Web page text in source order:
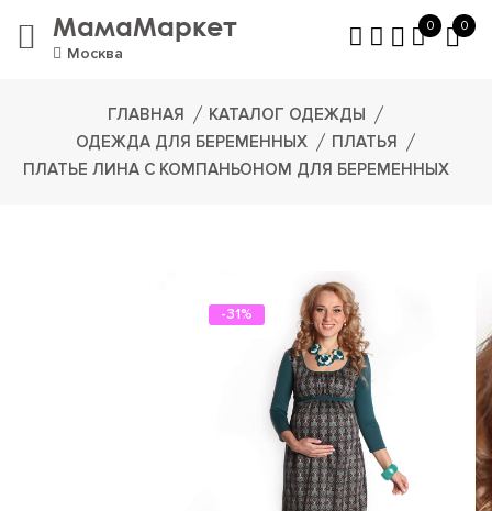
МамаМаркет
Москва
0 0
ГЛАВНАЯ
КАТАЛОГ ОДЕЖДЫ
ОДЕЖДА ДЛЯ БЕРЕМЕННЫХ
ПЛАТЬЯ
ПЛАТЬЕ ЛИНА С КОМПАНЬОНОМ ДЛЯ БЕРЕМЕННЫХ
-31%